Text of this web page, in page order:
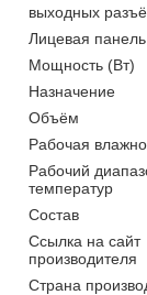
выходных
Лицевая панель
Мощность (Bт)
Назначение
Объём
Рабочая
Рабочий
температур
Состав
Ссылка на сайт
производителя
Страна